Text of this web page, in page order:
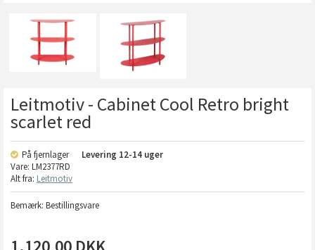
Leitmotiv - Cabinet Cool Retro bright
scarlet red
På fjernlager Levering 12-14 uger
Vare: LM2377RD
Alt fra: Leitmotiv
Bemærk: Bestillingsvare